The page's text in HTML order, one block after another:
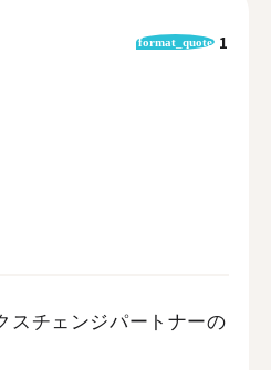
format_quote 1
スチェンジパートナーの